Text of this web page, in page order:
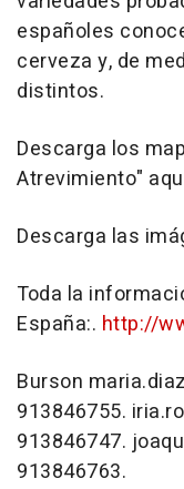
españoles
cerveza y, de
distintos.
Descarga los
Atrevimiento"
Descarga las
Toda la
España:. http://
Burson
913846755.
913846747.
913846763.